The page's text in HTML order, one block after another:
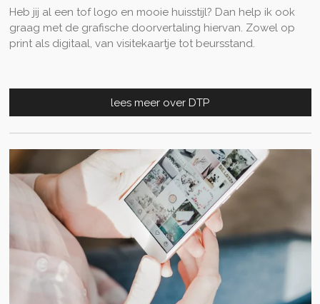
Heb jij al een tof logo en mooie huisstijl? Dan help ik ook
graag met de grafische doorvertaling hiervan. Zowel op
print als digitaal, van visitekaartje tot beursstand.
lees meer over DTP